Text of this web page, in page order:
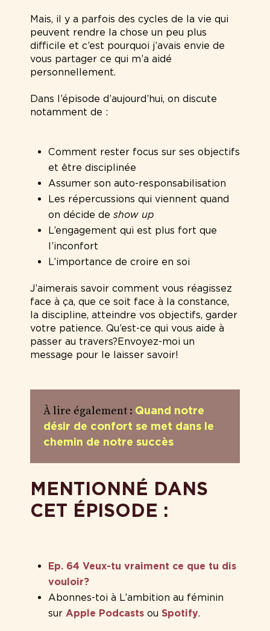
Mais, il y a parfois des cycles de la vie qui
peuvent rendre la chose un peu plus
difficile et c’est pourquoi j’avais envie de
vous partager ce qui m’a aidé
personnellement.
Dans l’épisode d’aujourd’hui, on discute
notamment de :
Comment rester focus sur ses objectifs
et être disciplinée
Assumer son auto-responsabilisation
Les répercussions qui viennent quand
on décide de show up
L’engagement qui est plus fort que
l’inconfort
L’importance de croire en soi
J’aimerais savoir comment vous réagissez
face à ça, que ce soit face à la constance,
la discipline, atteindre vos objectifs, garder
votre patience. Qu’est-ce qui vous aide à
passer au travers?Envoyez-moi un
message pour le laisser savoir!
À lire également : Quand notre
désir de confort se met dans le
chemin de notre succès
MENTIONNÉ DANS
CET ÉPISODE :
Ep. 64 Veux-tu vraiment ce que tu dis
vouloir?
Abonnes-toi à L’ambition au féminin
sur Apple Podcasts ou Spotify.